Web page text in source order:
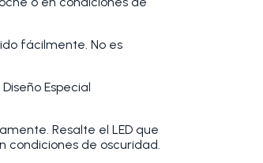
fácilmente. No es
Especial
Resalte el LED que
condiciones de oscuridad.